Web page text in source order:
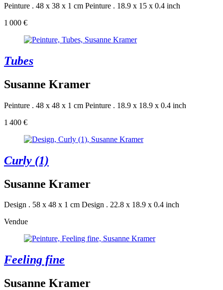
Peinture . 48 x 38 x 1 cm Peinture . 18.9 x 15 x 0.4 inch
1 000 €
Tubes
Susanne Kramer
Peinture . 48 x 48 x 1 cm Peinture . 18.9 x 18.9 x 0.4 inch
1 400 €
Curly (1)
Susanne Kramer
Design . 58 x 48 x 1 cm Design . 22.8 x 18.9 x 0.4 inch
Vendue
Feeling fine
Susanne Kramer